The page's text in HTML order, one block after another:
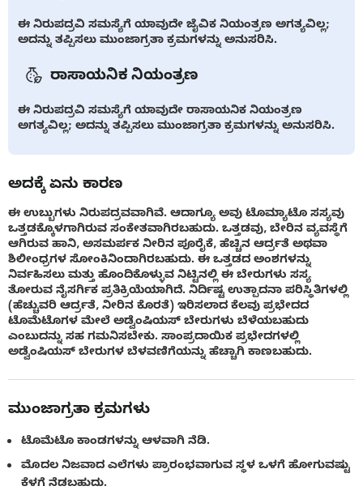
ಈ ನಿರುಪದ್ರವಿ ಸಮಸ್ಯೆಗೆ ಯಾವುದೇ ಜೈವಿಕ ನಿಯಂತ್ರಣ ಅಗತ್ಯವಿಲ್ಲ;
ಅದನ್ನು ತಪ್ಪಿಸಲು ಮುಂಜಾಗ್ರತಾ ಕ್ರಮಗಳನ್ನು ಅನುಸರಿಸಿ.
ರಾಸಾಯನಿಕ ನಿಯಂತ್ರಣ
ಈ ನಿರುಪದ್ರವಿ ಸಮಸ್ಯೆಗೆ ಯಾವುದೇ ರಾಸಾಯನಿಕ ನಿಯಂತ್ರಣ
ಅಗತ್ಯವಿಲ್ಲ; ಅದನ್ನು ತಪ್ಪಿಸಲು ಮುಂಜಾಗ್ರತಾ ಕ್ರಮಗಳನ್ನು ಅನುಸರಿಸಿ.
ಅದಕ್ಕೆ ಏನು ಕಾರಣ
ಈ ಉಬ್ಬುಗಳು ನಿರುಪದ್ರವವಾಗಿವೆ. ಆದಾಗ್ಯೂ ಅವು ಟೊಮ್ಯಾಟೊ ಸಸ್ಯವು
ಒತ್ತಡಕ್ಕೊಳಗಾಗಿರುವ ಸಂಕೇತವಾಗಿರಬಹುದು. ಒತ್ತಡವು, ಬೇರಿನ ವ್ಯವಸ್ಥೆಗೆ
ಆಗಿರುವ ಹಾನಿ, ಅಸಮರ್ಪಕ ನೀರಿನ ಪೂರೈಕೆ, ಹೆಚ್ಚಿನ ಆರ್ದ್ರತೆ ಅಥವಾ
ಶಿಲೀಂಧ್ರಗಳ ಸೋಂಕಿನಿಂದಾಗಿರಬಹುದು. ಈ ಒತ್ತಡದ ಅಂಶಗಳನ್ನು
ನಿರ್ವಹಿಸಲು ಮತ್ತು ಹೊಂದಿಕೊಳ್ಳುವ ನಿಟ್ಟಿನಲ್ಲಿ ಈ ಬೇರುಗಳು ಸಸ್ಯ
ತೋರುವ ನೈಸರ್ಗಿಕ ಪ್ರತಿಕ್ರಿಯೆಯಾಗಿದೆ. ನಿರ್ದಿಷ್ಟ ಉತ್ಪಾದನಾ ಪರಿಸ್ಥಿತಿಗಳಲ್ಲಿ
(ಹೆಚ್ಚುವರಿ ಆರ್ದ್ರತೆ, ನೀರಿನ ಕೊರತೆ) ಇರಿಸಲಾದ ಕೆಲವು ಪ್ರಭೇದದ
ಟೊಮೆಟೊಗಳ ಮೇಲೆ ಅಡ್ವೆಂಷಿಯಸ್ ಬೇರುಗಳು ಬೆಳೆಯಬಹುದು
ಎಂಬುದನ್ನು ಸಹ ಗಮನಿಸಬೇಕು. ಸಾಂಪ್ರದಾಯಿಕ ಪ್ರಭೇದಗಳಲ್ಲಿ
ಅಡ್ವೆಂಷಿಯಸ್ ಬೇರುಗಳ ಬೆಳವಣಿಗೆಯನ್ನು ಹೆಚ್ಚಾಗಿ ಕಾಣಬಹುದು.
ಮುಂಜಾಗ್ರತಾ ಕ್ರಮಗಳು
ಟೊಮೆಟೊ ಕಾಂಡಗಳನ್ನು ಆಳವಾಗಿ ನೆಡಿ.
ಮೊದಲ ನಿಜವಾದ ಎಲೆಗಳು ಪ್ರಾರಂಭವಾಗುವ ಸ್ಥಳ ಒಳಗೆ ಹೋಗುವಷ್ಟು
ಕೆಳಗೆ ನೆಡಬಹುದು.